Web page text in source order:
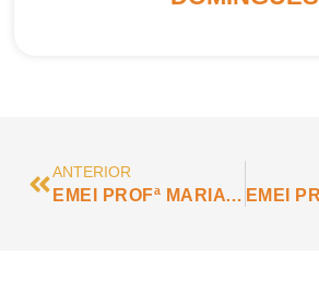
ANTERIOR
EMEI PROFª MARIA APARECIDA DE CARVALHO AZARITE